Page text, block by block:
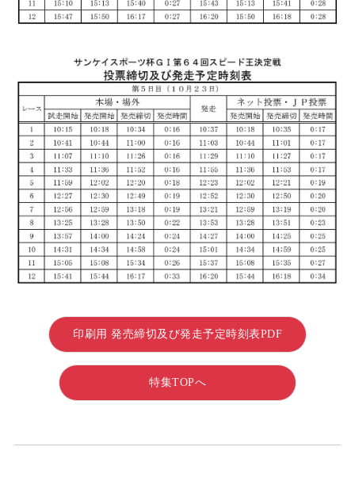
印刷用 発売締切及び発走予定時刻表PDF
特集TOPへ